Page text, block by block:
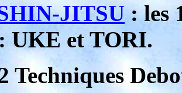
JITSU: les
UKE et TORI.
Techniques